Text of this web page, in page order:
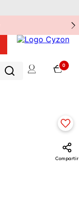
0
Compartir